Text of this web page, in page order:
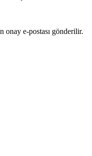
onay e-postası gönderilir.